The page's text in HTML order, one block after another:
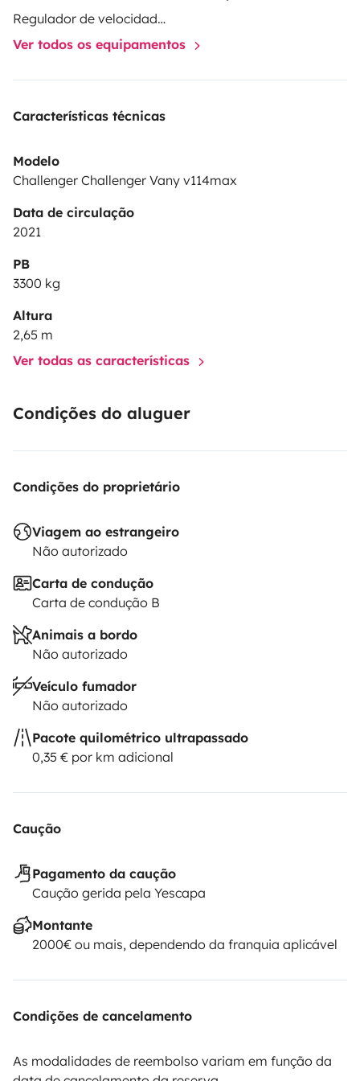
toutes les explications vous serons données avant
votre départ. Votre véhicule pourra être stationné
pendant la durée du séjour dans un parking sécurisé. À
Regulador de velocidade / Cruise Control
Ver todos os equipamentos
Características técnicas
Modelo
Challenger Challenger Vany v114max
Data de circulação
2021
PB
3300 kg
Altura
2,65 m
Ver todas as características
Condições do aluguer
Condições do proprietário
Viagem ao estrangeiro
Não autorizado
Carta de condução
Carta de condução B
Animais a bordo
Não autorizado
Veículo fumador
Não autorizado
Pacote quilométrico ultrapassado
0,35 € por km adicional
Caução
Pagamento da caução
Caução gerida pela Yescapa
Montante
2000€ ou mais, dependendo da franquia aplicável
Condições de cancelamento
As modalidades de reembolso variam em função da